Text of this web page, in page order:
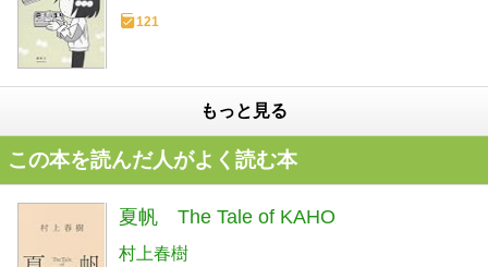
121
もっと見る
この本を読んだ人がよく読む本
夏帆 The Tale of KAHO
村上春樹